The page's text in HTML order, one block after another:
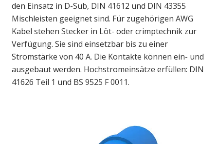
den Einsatz in D-Sub, DIN 41612 und DIN 43355
Mischleisten geeignet sind. Für zugehörigen AWG
Kabel stehen Stecker in Löt- oder crimptechnik zur
Verfügung. Sie sind einsetzbar bis zu einer
Stromstärke von 40 A. Die Kontakte können ein- und
ausgebaut werden. Hochstromeinsätze erfüllen: DIN
41626 Teil 1 und BS 9525 F 0011.